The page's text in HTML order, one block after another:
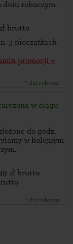
dniu roboczym.
brutto
3 pieczątkach
promocji »
* dni robocze
w ciągu
do godz.
w kolejnym
.
zł brutto
* dni robocze